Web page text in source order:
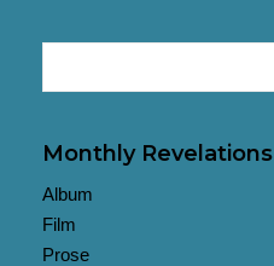
Monthly Revelations
Album
Film
Prose